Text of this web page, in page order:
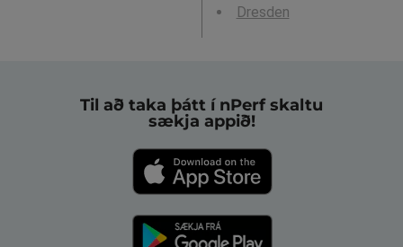
Dresden
Til að taka þátt í nPerf skaltu
sækja appið!